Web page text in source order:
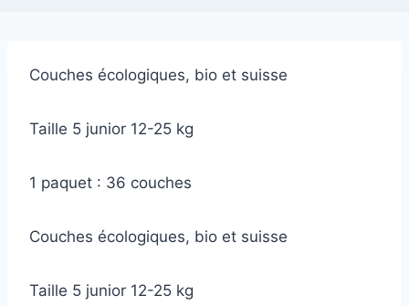
Couches écologiques, bio et suisse
Taille 5 junior 12-25 kg
1 paquet : 36 couches
Couches écologiques, bio et suisse
Taille 5 junior 12-25 kg